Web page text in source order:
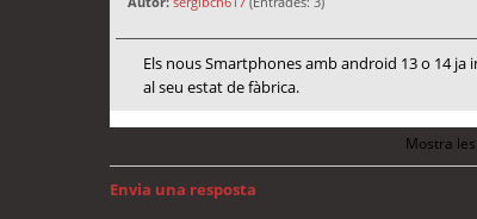
Els nous Smartphones amb android 13 o 14
al seu estat de fàbrica.
Mostra
Envia una resposta